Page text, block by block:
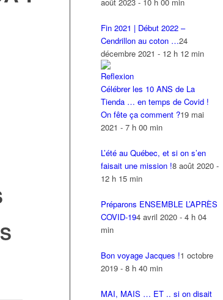
Fin 2021 | Début 2022 –
Cendrillon au coton …24
décembre 2021 - 12 h 12 min
Célébrer les 10 ANS de La
Tienda … en temps de Covid !
On fête ça comment ?19 mai
2021 - 7 h 00 min
L’été au Québec, et si on s’en
faisait une mission !8 août 2020 -
12 h 15 min
Préparons ENSEMBLE L’APRÈS
COVID-194 avril 2020 - 4 h 04
min
Bon voyage Jacques !1 octobre
2019 - 8 h 40 min
MAI, MAIS … ET .. si on disait